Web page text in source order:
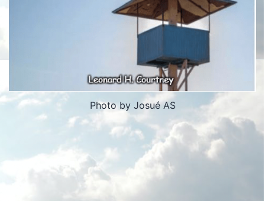
Photo by Josué AS